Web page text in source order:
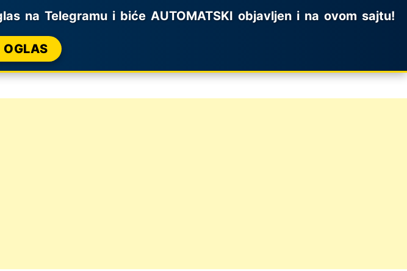
na Telegramu i biće AUTOMATSKI objavljen i na ovom sajtu!